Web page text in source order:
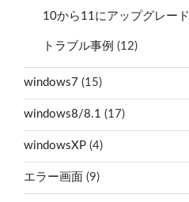
10から11にアップグレード
トラブル事例 (12)
windows7 (15)
windows8/8.1 (17)
windowsXP (4)
エラー画面 (9)